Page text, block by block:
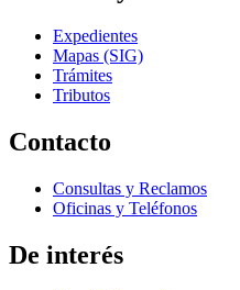
Expedientes
Mapas (SIG)
Trámites
Tributos
Contacto
Consultas y Reclamos
Oficinas y Teléfonos
De interés